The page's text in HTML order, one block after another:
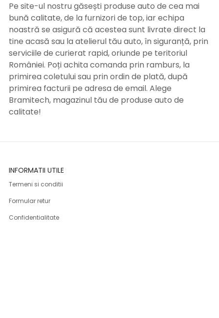
Pe site-ul nostru găsești produse auto de cea mai
bună calitate, de la furnizori de top, iar echipa
noastră se asigură că acestea sunt livrate direct la
tine acasă sau la atelierul tău auto, în siguranță, prin
serviciile de curierat rapid, oriunde pe teritoriul
României. Poți achita comanda prin ramburs, la
primirea coletului sau prin ordin de plată, după
primirea facturii pe adresa de email. Alege
Bramitech, magazinul tău de produse auto de
calitate!
INFORMATII UTILE
Termeni si conditii
Formular retur
Confidentialitate